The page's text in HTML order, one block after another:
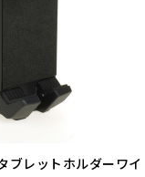
ブレットホルダーワイ